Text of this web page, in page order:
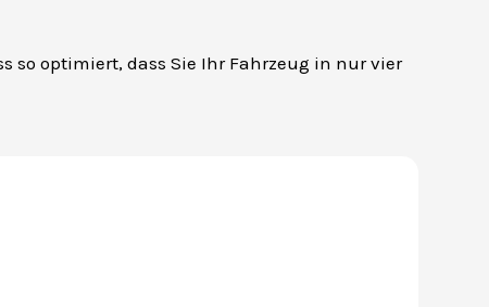
so optimiert, dass Sie Ihr Fahrzeug in nur vier